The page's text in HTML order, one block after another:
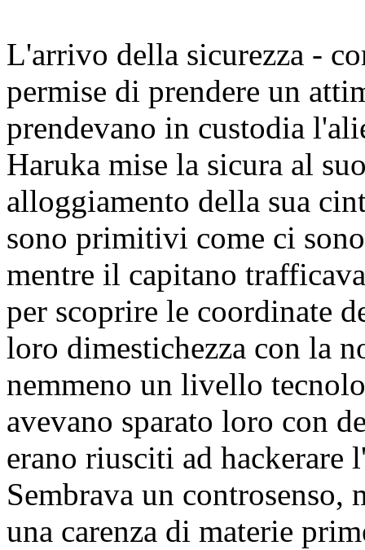
L'arrivo della sicurezza -
permise di prendere un
prendevano in custodia
Haruka mise la sicura al
alloggiamento della sua
sono primitivi come ci
mentre il capitano
per scoprire le coordinate
loro dimestichezza con la
nemmeno un livello
avevano sparato loro con
erano riusciti ad hackerare
Sembrava un controsenso,
una carenza di materie